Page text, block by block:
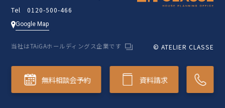
Tel 0120-500-466
Google Map
当社はTAiGAホールディングス企業です © ATELIER CLASSE
無料相談会予約 資料請求